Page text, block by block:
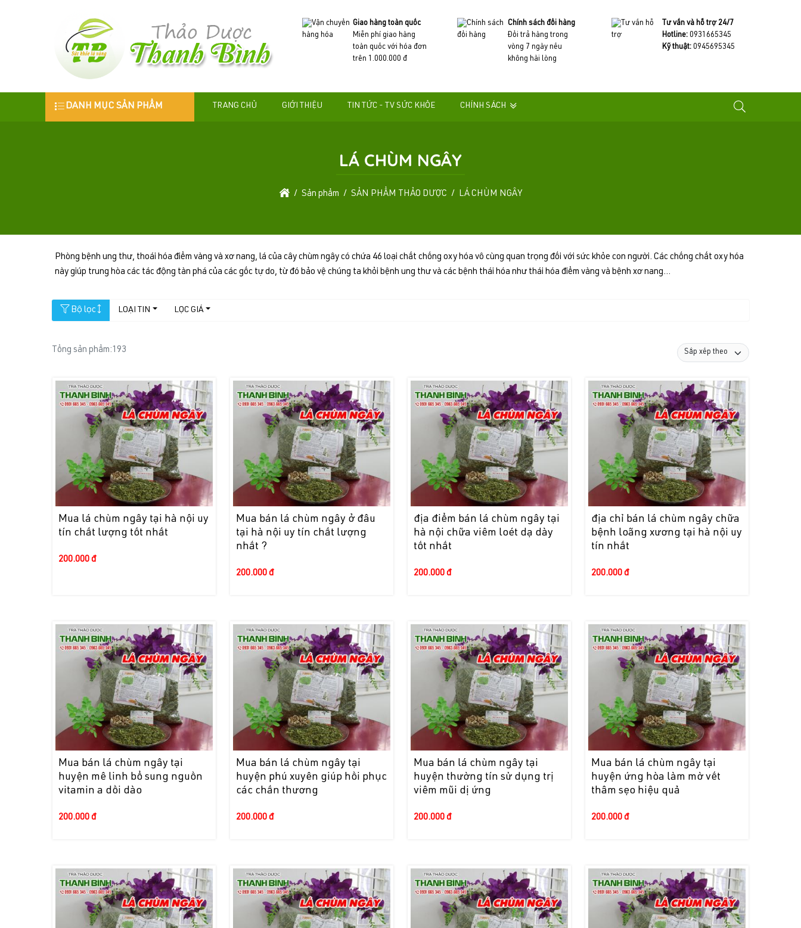
Giao hàng toàn quốc
Miễn phí giao hàng
toàn quốc với hóa đơn
trên 1.000.000 đ
Chính sách đổi hàng
Đổi trả hàng trong
vòng 7 ngày nếu
không hài lòng
Tư vấn và hỗ trợ 24/7
Hotline:0931665345
Kỹ thuật: 0945695345
DANH MỤC SẢN PHẨM TRANG CHỦ GIỚI THIỆU TIN TỨC - TV SỨC KHỎE CHÍNH SÁCH
LÁ CHÙM NGÂY
Sản phẩm SẢN PHẨM THẢO DƯỢC LÁ CHÙM NGÂY
Phòng bệnh ung thư, thoái hóa điểm vàng và xơ nang, lá của cây chùm ngây có chứa 46 loại chất chống oxy hóa vô cùng quan trọng đối với sức khỏe con người. Các chống chất oxy hóa
này giúp trung hòa các tác động tàn phá của các gốc tự do, từ đó bảo vệ chúng ta khỏi bệnh ung thư và các bệnh thái hóa như thái hóa điểm vàng và bệnh xơ nang...
Bộ lọc LOẠI TIN LỌC GIÁ
Tổng sản phẩm: 193
Mua lá chùm ngây tại hà nội uy
tín chất lượng tốt nhất
200.000 đ
Mua bán lá chùm ngây ở đâu
tại hà nội uy tín chất lượng
nhất ?
200.000 đ
địa điểm bán lá chùm ngây tại
hà nội chữa viêm loét dạ dày
tốt nhất
200.000 đ
địa chỉ bán lá chùm ngây chữa
bệnh loãng xương tại hà nội uy
tín nhất
200.000 đ
Mua bán lá chùm ngây tại
huyện mê linh bổ sung nguồn
vitamin a dồi dào
200.000 đ
Mua bán lá chùm ngây tại
huyện phú xuyên giúp hồi phục
các chấn thương
200.000 đ
Mua bán lá chùm ngây tại
huyện thường tín sử dụng trị
viêm mũi dị ứng
200.000 đ
Mua bán lá chùm ngây tại
huyện ứng hòa làm mờ vết
thâm sẹo hiệu quả
200.000 đ